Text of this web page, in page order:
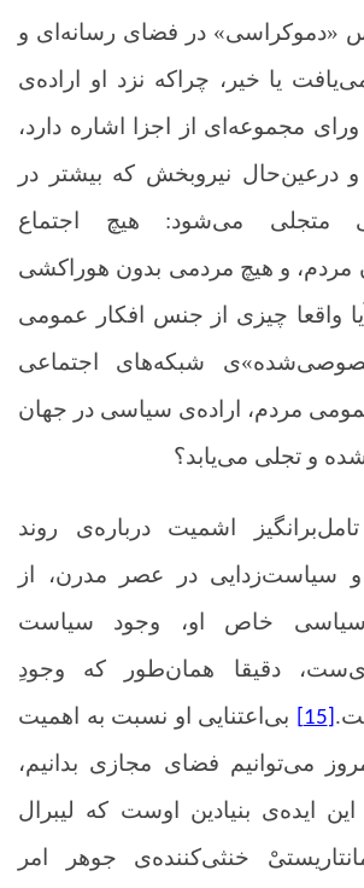
«دموکراسی» در فضای رسانه‌ای و
یا خیر، چراکه نزد او اراده‌ی
مجموعه‌ای از اجزا اشاره دارد،
و درعین‌حال نیروبخش که بیشتر در
متجلی می‌شود: هیچ اجتماع
مردم، و هیچ مردمی بدون هوراکشی
آیا واقعا چیزی از جنس افکار عمومی
شبکه‌های اجتماعی
مردم، اراده‌ی سیاسی در جهان
و تجلی می‌یابد؟
اشمیت درباره‌ی روند
و سیاست‌زدایی در عصر مدرن، از
سیاسی خاص او، وجود سیاست
دقیقا همان‌طور که وجودِ
بی‌اعتنایی او نسبت به اهمیت
می‌توانیم فضای مجازی بدانیم،
ایده‌ی بنیادین اوست که لیبرال
خنثی‌کننده‌ی جوهر امر